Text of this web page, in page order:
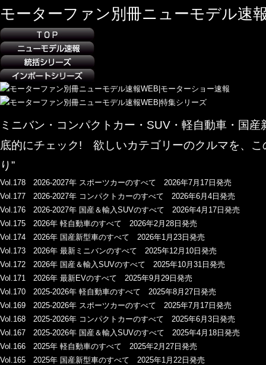
モーターファン別冊ニューモデル速
ミニバン・コンパクトカー・SUV・軽自動車・国
底的にチェック! 欲しいカテゴリーのクルマを、こ
り”
Vol.178 2026-2027年 スポーツカーのすべて 2026年7月17日発売
Vol.177 2026-2027年 コンパクトカーのすべて 2026年6月4日発売
Vol.176 2026-2027年 国産＆輸入SUVのすべて 2026年4月17日発売
Vol.175 2026年 軽自動車のすべて 2026年2月28日発売
Vol.174 2026年 国産新型車のすべて 2026年1月23日発売
Vol.173 2026年 最新ミニバンのすべて 2025年12月10日発売
Vol.172 2026年 国産＆輸入SUVのすべて 2025年10月31日発売
Vol.171 2026年 最新EVのすべて 2025年9月29日発売
Vol.170 2025-2026年 軽自動車のすべて 2025年8月27日発売
Vol.169 2025-2026年 スポーツカーのすべて 2025年7月17日発売
Vol.168 2025-2026年 コンパクトカーのすべて 2025年6月3日発売
Vol.167 2025-2026年 国産＆輸入SUVのすべて 2025年4月18日発売
Vol.166 2025年 軽自動車のすべて 2025年2月27日発売
Vol.165 2025年 国産新型車のすべて 2025年1月22日発売